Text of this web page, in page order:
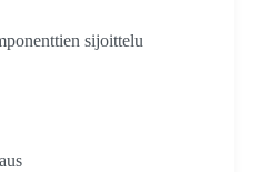
sijoittelu